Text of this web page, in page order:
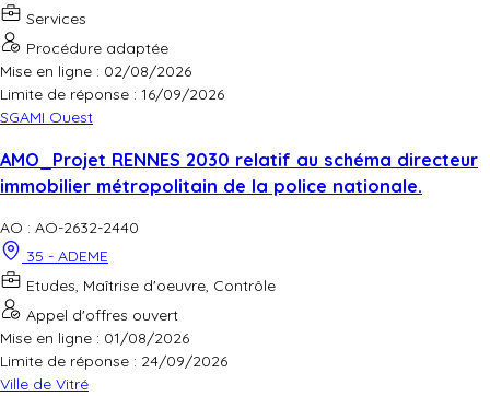
Services
Procédure adaptée
Mise en ligne : 02/08/2026
Limite de réponse : 16/09/2026
SGAMI Ouest
AMO_Projet RENNES 2030 relatif au schéma directeur
immobilier métropolitain de la police nationale.
AO : AO-2632-2440
35 - ADEME
Etudes, Maîtrise d'oeuvre, Contrôle
Appel d'offres ouvert
Mise en ligne : 01/08/2026
Limite de réponse : 24/09/2026
Ville de Vitré